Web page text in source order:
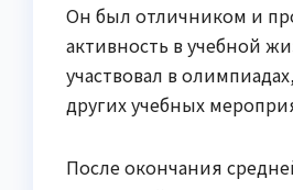
Он был отличником и
активность в учебной
участвовал в
других учебных
После окончания